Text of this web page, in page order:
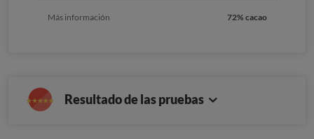
Más información 72% cacao
Resultado de las pruebas